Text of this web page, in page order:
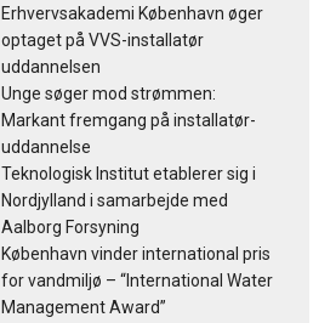
Erhvervsakademi København øger
optaget på VVS-installatør
uddannelsen
Unge søger mod strømmen:
Markant fremgang på installatør-
uddannelse
Teknologisk Institut etablerer sig i
Nordjylland i samarbejde med
Aalborg Forsyning
København vinder international pris
for vandmiljø – “International Water
Management Award”